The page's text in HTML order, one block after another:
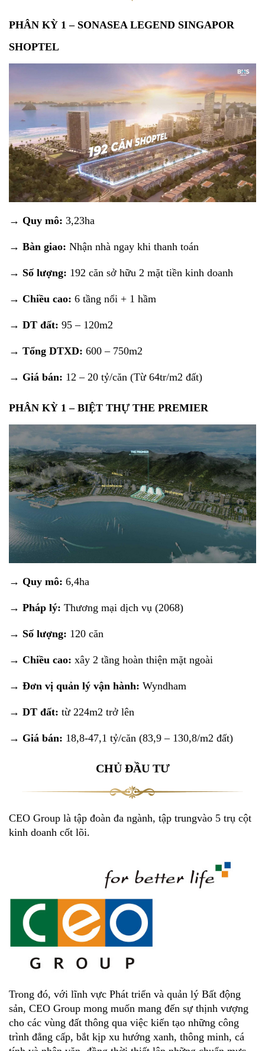
PHÂN KỲ 1 – SONASEA LEGEND SINGAPOR
SHOPTEL
→ Quy mô: 3,23ha
→ Bàn giao: Nhận nhà ngay khi thanh toán
→ Số lượng: 192 căn sở hữu 2 mặt tiền kinh doanh
→ Chiều cao: 6 tầng nổi + 1 hầm
→ DT đất: 95 – 120m2
→ Tổng DTXD: 600 – 750m2
→ Giá bán: 12 – 20 tỷ/căn (Từ 64tr/m2 đất)
PHÂN KỲ 1 – BIỆT THỰ THE PREMIER
→ Quy mô: 6,4ha
→ Pháp lý: Thương mại dịch vụ (2068)
→ Số lượng: 120 căn
→ Chiều cao: xây 2 tầng hoàn thiện mặt ngoài
→ Đơn vị quản lý vận hành: Wyndham
→ DT đất: từ 224m2 trở lên
→ Giá bán: 18,8-47,1 tỷ/căn (83,9 – 130,8/m2 đất)
CHỦ ĐẦU TƯ
CEO Group là tập đoàn đa ngành, tập trungvào 5 trụ cột
kinh doanh cốt lõi.
Trong đó, với lĩnh vực Phát triển và quản lý Bất động
sản, CEO Group mong muốn mang đến sự thịnh vượng
cho các vùng đất thông qua việc kiến tạo những công
trình đẳng cấp, bắt kịp xu hướng xanh, thông minh, cá